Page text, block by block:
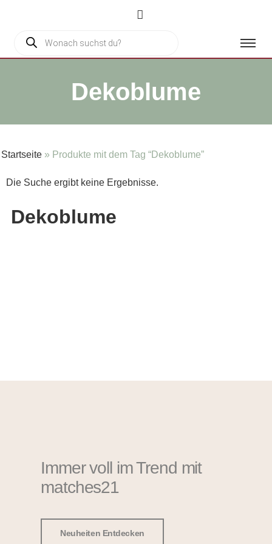
Dekoblume
Startseite » Produkte mit dem Tag “Dekoblume”
Die Suche ergibt keine Ergebnisse.
Dekoblume
Immer voll im Trend mit
matches21
Neuheiten Entdecken